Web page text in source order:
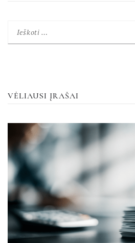
Ieškoti:
VĖLIAUSI ĮRAŠAI